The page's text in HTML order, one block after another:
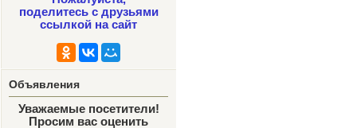
поделитесь с друзьями
ссылкой на сайт
Объявления
Уважаемые посетители!
Просим вас оценить